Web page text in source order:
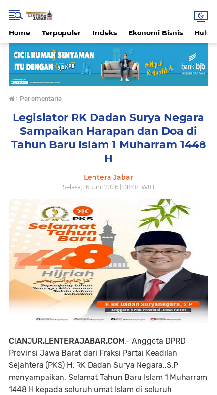
Home Terpopuler Indeks Ekonomi Bisnis
› Parlementaria
Legislator RK Dadan Surya Negara
Sampaikan Harapan dan Doa di
Tahun Baru Islam 1 Muharram 1448
H
Lentera Jabar
Selasa, 16 Juni 2026 | 08:08 WIB
CIANJUR.LENTERAJABAR.COM ,- Anggota DPRD
Provinsi Jawa Barat dari Fraksi Partai Keadilan
Sejahtera (PKS) H. RK Dadan Surya Negara.,S.P
menyampaikan, Selamat Tahun Baru Islam 1 Muharram
1448 H kepada seluruh umat Islam di seluruh